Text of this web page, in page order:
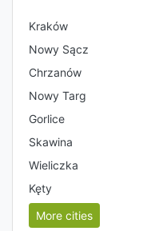
Kraków
Nowy Sącz
Chrzanów
Nowy Targ
Gorlice
Skawina
Wieliczka
Kęty
More cities